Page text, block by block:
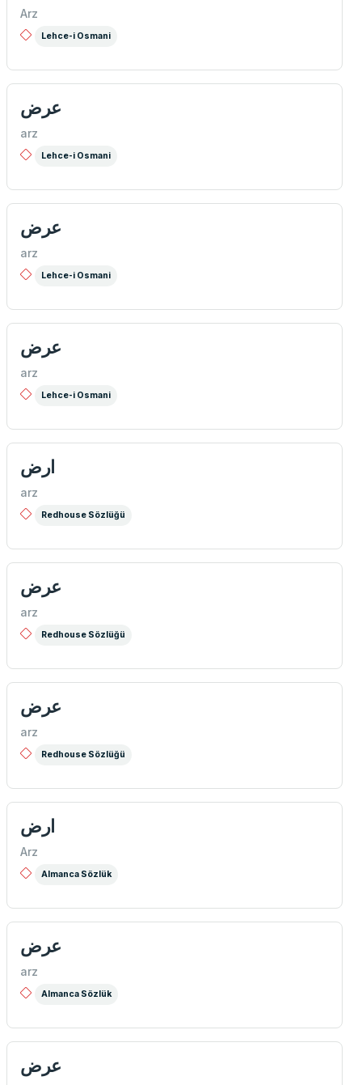
Arz
Lehce-i Osmani
عرض
arz
Lehce-i Osmani
عرض
arz
Lehce-i Osmani
عرض
arz
Lehce-i Osmani
ارض
arz
Redhouse Sözlüğü
عرض
arz
Redhouse Sözlüğü
عرض
arz
Redhouse Sözlüğü
ارض
Arz
Almanca Sözlük
عرض
arz
Almanca Sözlük
عرض